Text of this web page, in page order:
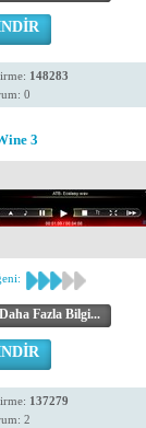
148283
0
3
Daha Fazla Bilgi...
137279
2